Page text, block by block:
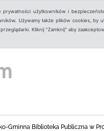
użytkowników i
Używamy także plików cookies, by
Kliknij "Zamknij" aby
Gminna Biblioteka Publiczna w